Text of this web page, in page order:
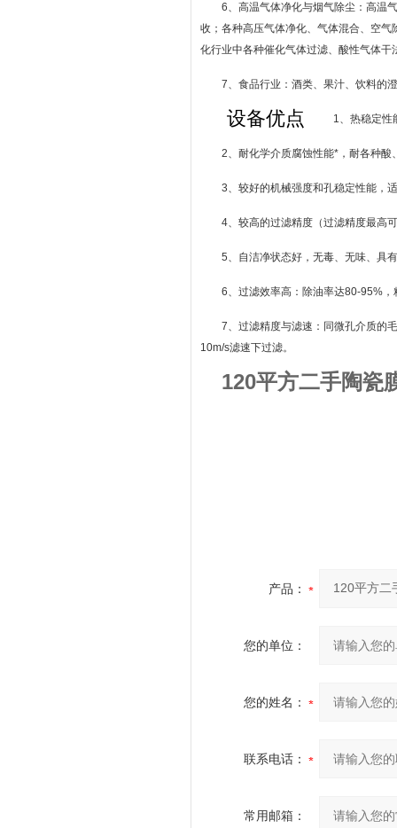
6、高温气体净化与烟气除尘：高温
收；各种高压气体净化、气体混合、空
化行业中各种催化气体过滤、酸性气体
7、食品行业：酒类、果汁、饮料的
设备优点 1、热稳定
2、耐化学介质腐蚀性能*，耐各种
3、较好的机械强度和孔稳定性能，
4、较高的过滤精度（过滤精度最高
5、自洁净状态好，无毒、无味、具
6、过滤效率高：除油率达80-95%
7、过滤精度与滤速：同微孔介质的
10m/s滤速下过滤。
120平方二手陶瓷
产品：
您的单位：
您的姓名：
联系电话：
常用邮箱：